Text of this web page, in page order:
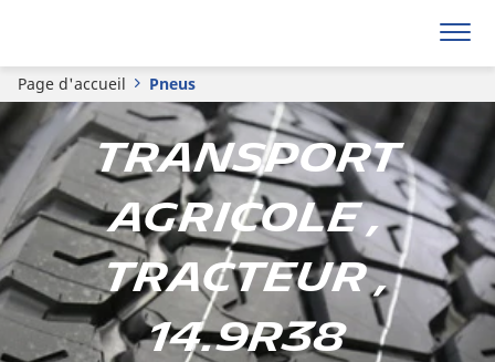
Page d'accueil Pneus
Transport
Agricole ,
Tracteur ,
14.9R38